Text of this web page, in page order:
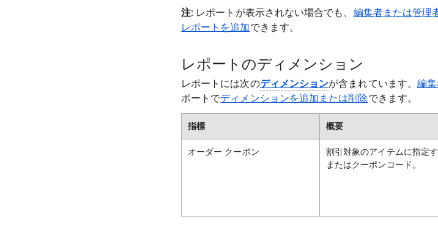
注: レポートが表示されない場合でも、 編集者または管理
レポートを追加できます。
レポートのディメンション
レポートには次のディメンションが含まれています。 編
ポートでディメンションを追加または削除できます。
指標 概要
オーダー クーポン
割引対象のアイテムに指定
またはクーポンコード。